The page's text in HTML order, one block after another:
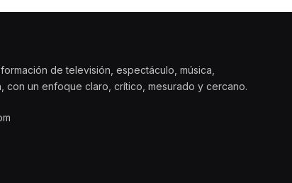
de televisión, espectáculo, música,
con un enfoque claro, crítico, mesurado y cercano.